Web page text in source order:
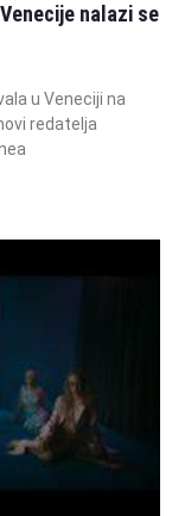
nalazi se
u Veneciji na
redatelja